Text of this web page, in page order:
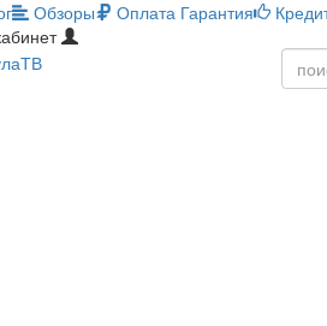
Обзоры Оплата Гарантия